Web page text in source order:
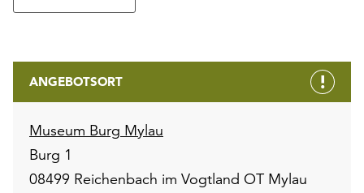
ANGEBOTSORT
Museum Burg Mylau
Burg 1
08499 Reichenbach im Vogtland OT Mylau